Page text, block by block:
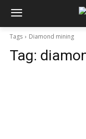
Tags Diamond mining
Tag: